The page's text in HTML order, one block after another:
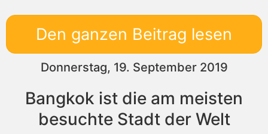
Den ganzen Beitrag lesen
Donnerstag, 19. September 2019
Bangkok ist die am meisten
besuchte Stadt der Welt